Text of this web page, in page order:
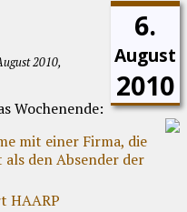
6.
August
2010
2010,
Wochenende:
mit einer Firma, die
den Absender der
HAARP